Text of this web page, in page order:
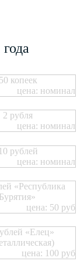
50 копеек
цена: номинал
2 рубля
цена: номинал
10 рублей
цена: номинал
«Республика
Бурятия»
цена: 50 руб
«Елец»
цена: 100 руб